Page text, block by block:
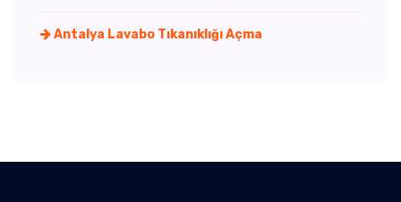
Antalya Lavabo Tıkanıklığı Açma